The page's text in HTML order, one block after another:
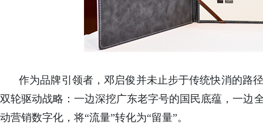
作为品牌引领者，邓启俊并未止步于传统快消的路
双轮驱动战略：一边深挖广东老字号的国民底蕴，一边
动营销数字化，将“流量”转化为“留量”。